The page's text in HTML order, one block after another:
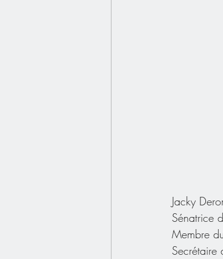
Jacky
Sénatrice
Membre
Secrétaire